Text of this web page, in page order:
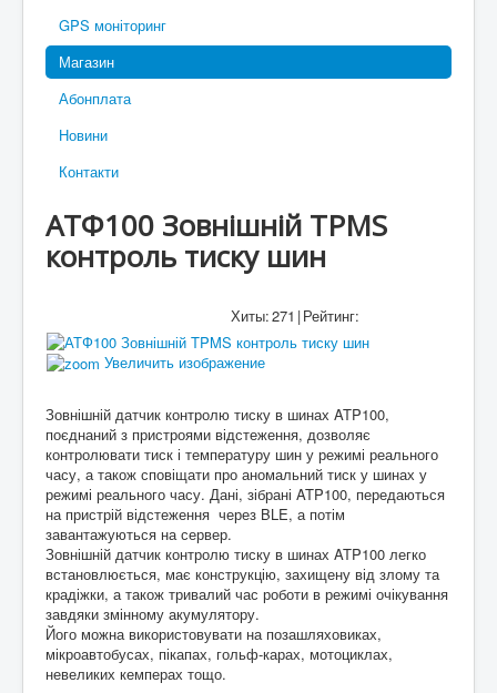
GPS моніторинг
Магазин
Абонплата
Новини
Контакти
АТФ100 Зовнішній TPMS
контроль тиску шин
Хиты:271 |Рейтинг:
Увеличить изображение
Зовнішній датчик контролю тиску в шинах ATP100,
поєднаний з пристроями відстеження, дозволяє
контролювати тиск і температуру шин у режимі реального
часу, а також сповіщати про аномальний тиск у шинах у
режимі реального часу. Дані, зібрані ATP100, передаються
на пристрій відстеження через BLE, а потім
завантажуються на сервер.
Зовнішній датчик контролю тиску в шинах ATP100 легко
встановлюється, має конструкцію, захищену від злому та
крадіжки, а також тривалий час роботи в режимі очікування
завдяки змінному акумулятору.
Його можна використовувати на позашляховиках,
мікроавтобусах, пікапах, гольф-карах, мотоциклах,
невеликих кемперах тощо.